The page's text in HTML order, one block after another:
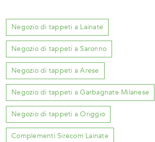
Negozio di tappeti a Lainate
Negozio di tappeti a Saronno
Negozio di tappeti a Arese
Negozio di tappeti a Garbagnate Milanese
Negozio di tappeti a Origgio
Complementi Sirecom Lainate